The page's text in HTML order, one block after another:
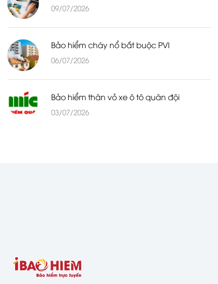
09/07/2026
Bảo hiểm cháy nổ bắt buộc PVI
06/07/2026
Bảo hiểm thân vỏ xe ô tô quân đội
03/07/2026